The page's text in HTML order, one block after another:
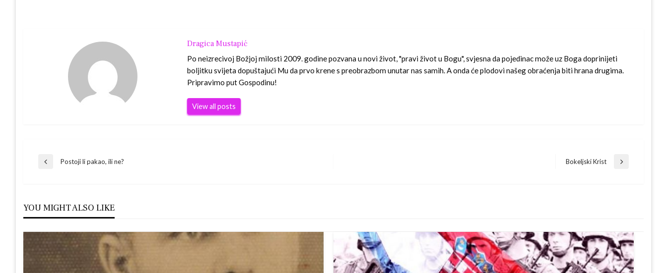
Dragica Mustapić
Po neizrecivoj Božjoj milosti 2009. godine pozvana u novi život, "pravi život u Bogu", svjesna da pojedinac može uz Boga doprinijeti
boljitku svijeta dopuštajući Mu da prvo krene s preobrazbom unutar nas samih. A onda će plodovi našeg obraćenja biti hrana drugima.
Pripravimo put Gospodinu!
View all posts
Navigacija
Previous
Postoji li pakao, ili ne?
Next
Bokeljski Krist
YOU MIGHT ALSO LIKE